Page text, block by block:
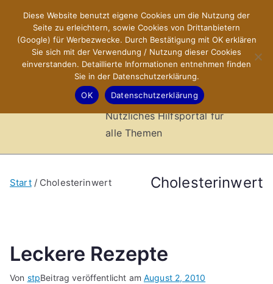
springen
X-Sites.de
–
Hilfsportal
Nützliches Hilfsportal für
alle Themen
Cholesterinwert
Start Cholesterinwert
Leckere Rezepte
Von stpBeitrag veröffentlicht am August 2, 2010
Diese Website benutzt eigene Cookies um die Nutzung der
Seite zu erleichtern, sowie Cookies von Drittanbietern
(Google) für Werbezwecke. Durch Bestätigung mit OK erklären
Sie sich mit der Verwendung / Nutzung dieser Cookies
einverstanden. Detaillierte Informationen entnehmen finden
Sie in der Datenschutzerklärung.
OK
Datenschutzerklärung